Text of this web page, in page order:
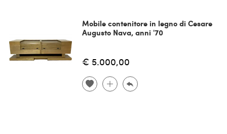
Mobile contenitore in legno di Cesare
Augusto Nava, anni '70
€ 5.000,00